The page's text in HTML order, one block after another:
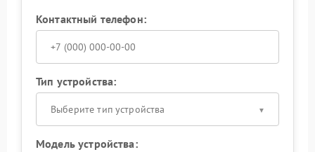
Контактный телефон:
Тип устройства:
Выберите тип устройства
Модель устройства: